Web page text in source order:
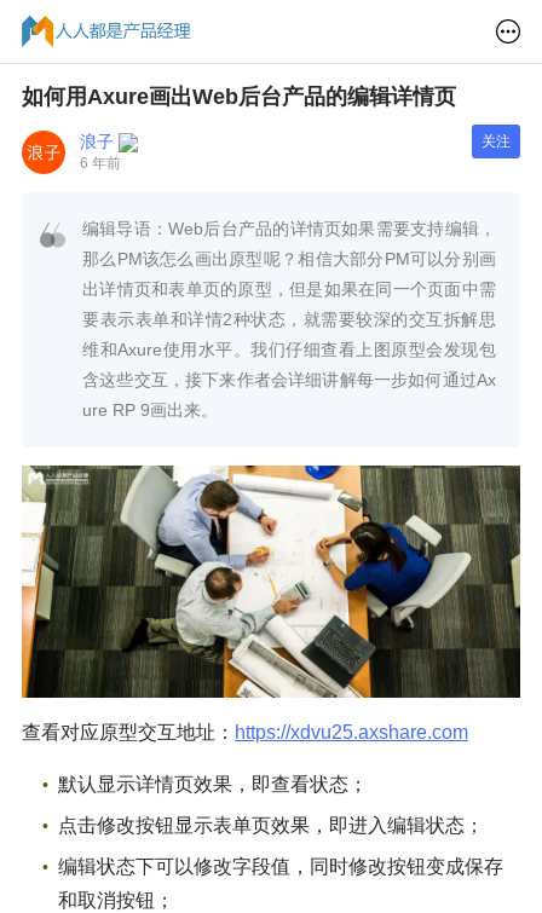
如何用Axure画出Web后台产品的编辑详情页
浪子
6 年前
关注
编辑导语：Web后台产品的详情页如果需要支持编辑，
那么PM该怎么画出原型呢？相信大部分PM可以分别画
出详情页和表单页的原型，但是如果在同一个页面中需
要表示表单和详情2种状态，就需要较深的交互拆解思
维和Axure使用水平。我们仔细查看上图原型会发现包
含这些交互，接下来作者会详细讲解每一步如何通过Ax
ure RP 9画出来。
查看对应原型交互地址： https://xdvu25.axshare.com
默认显示详情页效果，即查看状态；
点击修改按钮显示表单页效果，即进入编辑状态；
编辑状态下可以修改字段值，同时修改按钮变成保存
和取消按钮；